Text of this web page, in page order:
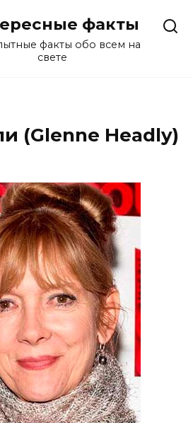
факты
факты обо всем на
свете
(Glenne Headly)